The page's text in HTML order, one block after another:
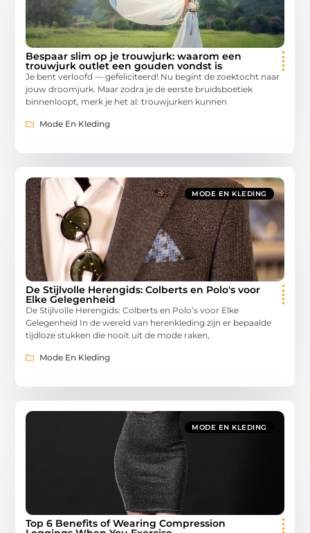
Bespaar slim op je trouwjurk: waarom een
trouwjurk outlet een gouden vondst is
Je bent verloofd — gefeliciteerd! Nu begint de zoektocht naar
jouw droomjurk. Maar zodra je de eerste bruidsboetiek
binnenloopt, merk je het al: trouwjurken kunnen
Mode En Kleding
MODE EN KLEDING
De Stijlvolle Herengids: Colberts en Polo's voor
Elke Gelegenheid
De Stijlvolle Herengids: Colberts en Polo’s voor Elke
Gelegenheid In de wereld van herenkleding zijn er bepaalde
tijdloze stukken die nooit uit de mode raken,
Mode En Kleding
MODE EN KLEDING
Top 6 Benefits of Wearing Compression